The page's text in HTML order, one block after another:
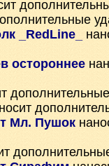
_RedLine_
остороннее
Мл. Пушок